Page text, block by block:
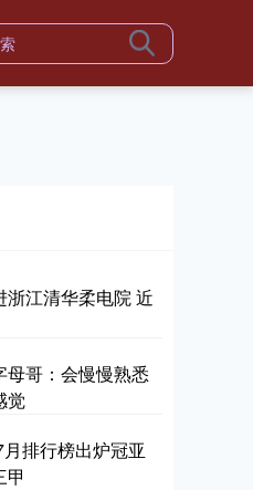
江清华柔电院 近
哥：会慢慢熟悉
觉
排行榜出炉冠亚
甲